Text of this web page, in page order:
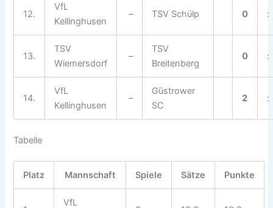
12.
VfL
Kellinghusen
– TSV Schülp 0 :
13.
TSV
Wiemersdorf
–
TSV
Breitenberg
0 :
14.
VfL
Kellinghusen
–
Güstrower
SC
2 :
Tabelle
Platz Mannschaft Spiele Sätze Punkte
VfL